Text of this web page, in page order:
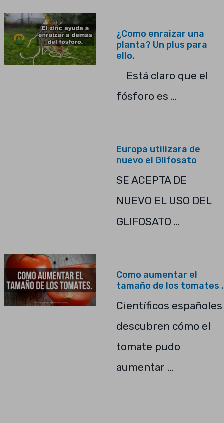
¿Como enraizar una
planta? Un plus para
ello.
Está claro que el
fósforo es …
Europa utilizara de
nuevo el Glifosato
SE ACEPTA DE
NUEVO EL USO DEL
GLIFOSATO …
Como aumentar el
tamaño de los tomates .
Científicos españoles
descubren cómo el
tomate pudo
aumentar …